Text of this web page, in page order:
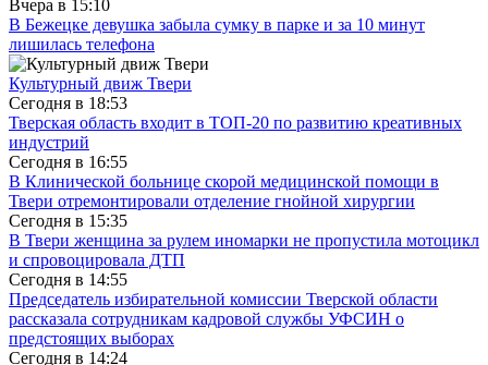
Вчера в 15:10
В Бежецке девушка забыла сумку в парке и за 10 минут
лишилась телефона
Культурный движ Твери
Сегодня в 18:53
Тверская область входит в ТОП-20 по развитию креативных
индустрий
Сегодня в 16:55
В Клинической больнице скорой медицинской помощи в
Твери отремонтировали отделение гнойной хирургии
Сегодня в 15:35
В Твери женщина за рулем иномарки не пропустила мотоцикл
и спровоцировала ДТП
Сегодня в 14:55
Председатель избирательной комиссии Тверской области
рассказала сотрудникам кадровой службы УФСИН о
предстоящих выборах
Сегодня в 14:24